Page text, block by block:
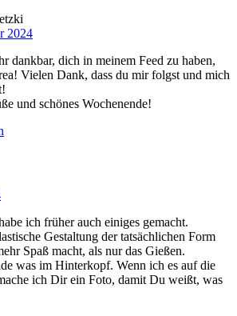
2024
dankbar, dich in meinem Feed zu haben,
Vielen Dank, dass du mir folgst und mich
und schönes Wochenende!
ich früher auch einiges gemacht.
Gestaltung der tatsächlichen Form
Spaß macht, als nur das Gießen.
was im Hinterkopf. Wenn ich es auf die
ich Dir ein Foto, damit Du weißt, was